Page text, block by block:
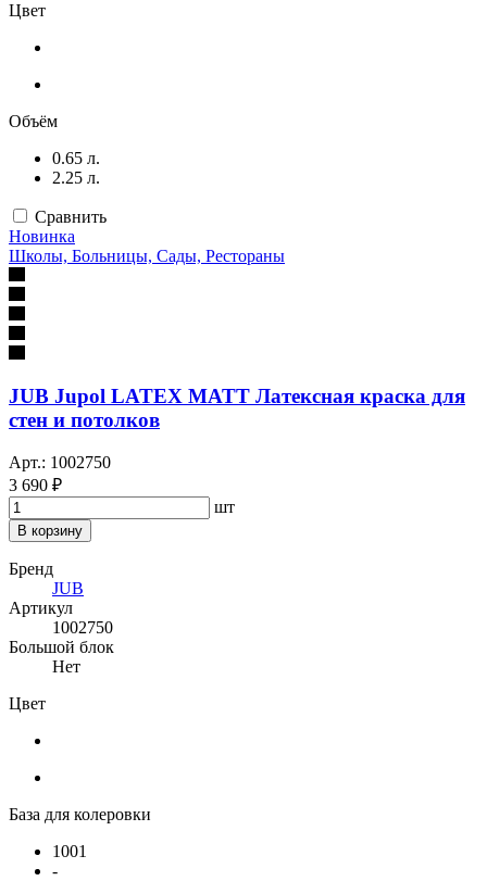
Цвет
Объём
0.65 л.
2.25 л.
Сравнить
Новинка
Школы, Больницы, Сады, Рестораны
JUB Jupol LATEX MATT Латексная краска для
стен и потолков
Арт.: 1002750
3 690 ₽
шт
В корзину
Бренд
JUB
Артикул
1002750
Большой блок
Нет
Цвет
База для колеровки
1001
-